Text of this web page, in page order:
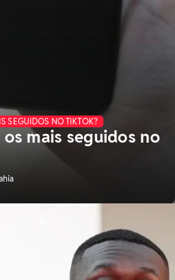
SEGUIDOS NO TIKTOK?
mais seguidos no